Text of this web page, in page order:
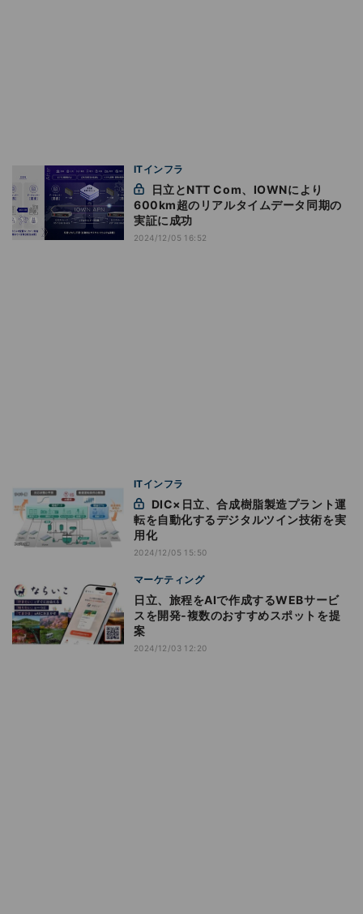
ITインフラ
600km超のリアルタイムデータ同期の
実証に成功
2024/12/05 16:52
ITインフラ
転を自動化するデジタルツイン技術を実
用化
2024/12/05 15:50
マーケティング
日立、旅程をAIで作成するWEBサービ
スを開発‐複数のおすすめスポットを提
案
2024/12/03 12:20